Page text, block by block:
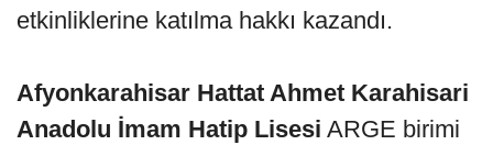
etkinliklerine katılma hakkı kazandı.
Afyonkarahisar Hattat Ahmet Karahisari
Anadolu İmam Hatip Lisesi ARGE birimi